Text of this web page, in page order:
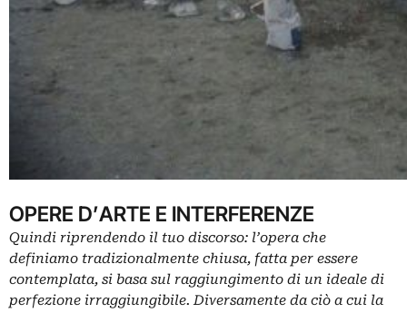
OPERE D’ARTE E INTERFERENZE
Quindi riprendendo il tuo discorso: l’opera che
definiamo tradizionalmente chiusa, fatta per essere
contemplata, si basa sul raggiungimento di un ideale di
perfezione irraggiungibile. Diversamente da ciò a cui la